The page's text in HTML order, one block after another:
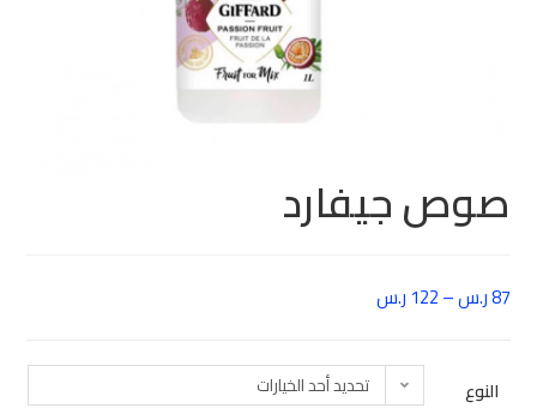
صوص جيفارد
87ر.س–
122 ر.س
النوع تحديد أحد الخيارات